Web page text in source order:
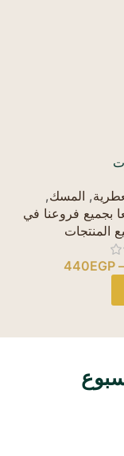
, المسك,
بجميع فروعنا في
المنتجات
–
440EGP